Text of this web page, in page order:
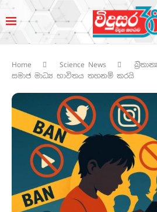
Home Science News
සමාජ මාධ්‍ය භාවිතය තහනම් කරයි